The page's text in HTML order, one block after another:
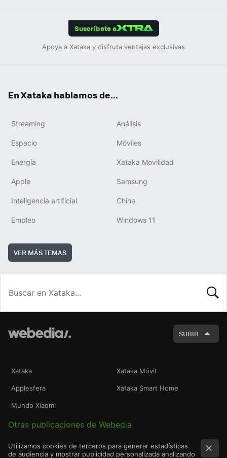
Suscríbete a
Apoya a Xataka y disfruta ventajas exclusivas
En Xataka hablamos de...
Streaming Análisis
Espacio Móviles
Energía Xataka Movilidad
Apple Samsung
Inteligencia artificial China
Empleo Windows 11
VER MÁS TEMAS
SUBIR
Xataka Xataka Móvil
Applesfera Xataka Smart Home
Mundo Xiaomi
Otras publicaciones de Webedia
Utilizamos cookies de terceros para generar estadísticas
de audiencia y mostrar publicidad personalizada analizando